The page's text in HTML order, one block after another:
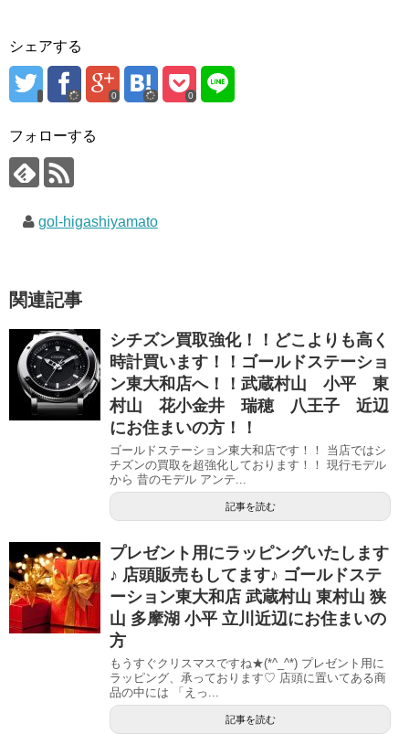
シェアする
0 0
フォローする
gol-higashiyamato
関連記事
シチズン買取強化！！どこよりも高く
時計買います！！ゴールドステーショ
ン東大和店へ！！武蔵村山 小平 東
村山 花小金井 瑞穂 八王子 近辺
にお住まいの方！！
ゴールドステーション東大和店です！！ 当店ではシ
チズンの買取を超強化しております！！ 現行モデル
から 昔のモデル アンテ...
記事を読む
プレゼント用にラッピングいたします
♪ 店頭販売もしてます♪ ゴールドステ
ーション東大和店 武蔵村山 東村山 狭
山 多摩湖 小平 立川近辺にお住まいの
方
もうすぐクリスマスですね★(*^_^*) プレゼント用に
ラッピング、承っております♡ 店頭に置いてある商
品の中には 「えっ...
記事を読む